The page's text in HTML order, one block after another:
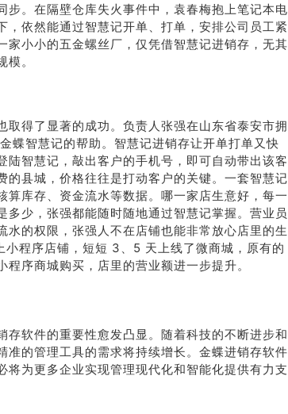
步。在隔壁仓库失火事件中，袁春梅抱上笔记本电
，依然能通过智慧记开单、打单，安排公司员工紧
家小小的五金螺丝厂，仅凭借智慧记进销存，无其
。
取得了显著的成功。负责人张强在山东省泰安市拥
蝶智慧记的帮助。智慧记进销存让开单打单又快
陆智慧记，敲出客户的手机号，即可自动带出该客
的县城，价格往往是打动客户的关键。一套智慧记
算库存、资金流水等数据。哪一家店生意好，每一
多少，张强都能随时随地通过智慧记掌握。营业员
水的权限，张强人不在店铺也能非常放心店里的生
程序店铺，短短 3、5 天上线了微商城，原有的
序商城购买，店里的营业额进一步提升。
存软件的重要性愈发凸显。随着科技的不断进步和
准的管理工具的需求将持续增长。金蝶进销存软件
将为更多企业实现管理现代化和智能化提供有力支